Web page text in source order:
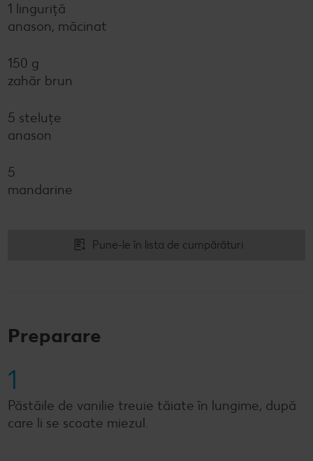
1 linguriță
anason, măcinat
150 g
zahăr brun
5 steluțe
anason
5
mandarine
Pune-le în lista de cumpărături
Preparare
1
Păstăile de vanilie treuie tăiate în lungime, după
care li se scoate miezul.